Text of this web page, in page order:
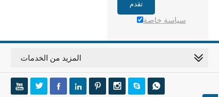
تقدم
سياسة خاصة
المزيد من الخدمات
       